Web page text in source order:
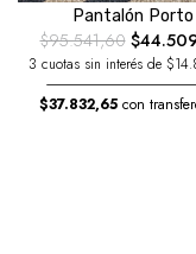
Pantalón Porto
$95.541,60
3 cuotas sin interés de
$37.832,65con